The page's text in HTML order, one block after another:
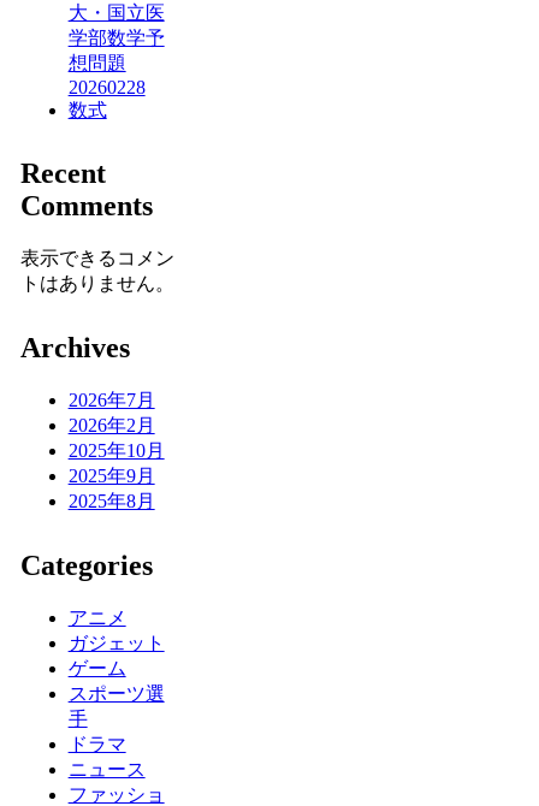
大・国立医
学部数学予
想問題
20260228
数式
Recent
Comments
表示できるコメン
トはありません。
Archives
2026年7月
2026年2月
2025年10月
2025年9月
2025年8月
Categories
アニメ
ガジェット
ゲーム
スポーツ選
手
ドラマ
ニュース
ファッショ